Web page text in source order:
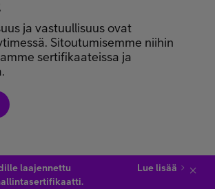
ja vastuullisuus ovat
Sitoutumisemme niihin
sertifikaateissa ja
laajennettu
Lue lisää